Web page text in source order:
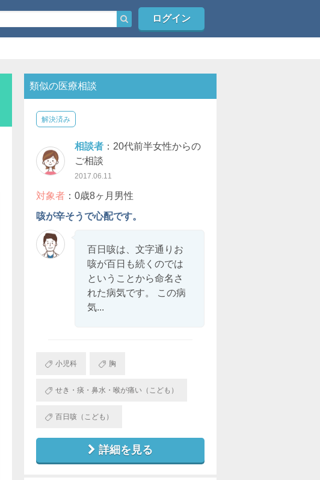
ログイン
類似の医療相談
解決済み
相談者：20代前半女性からの
ご相談
2017.06.11
対象者：0歳8ヶ月男性
咳が辛そうで心配です。
百日咳は、文字通りお
咳が百日も続くのでは
ということから命名さ
れた病気です。 この病
気...
小児科 胸
せき・痰・鼻水・喉が痛い（こども）
百日咳（こども）
詳細を見る